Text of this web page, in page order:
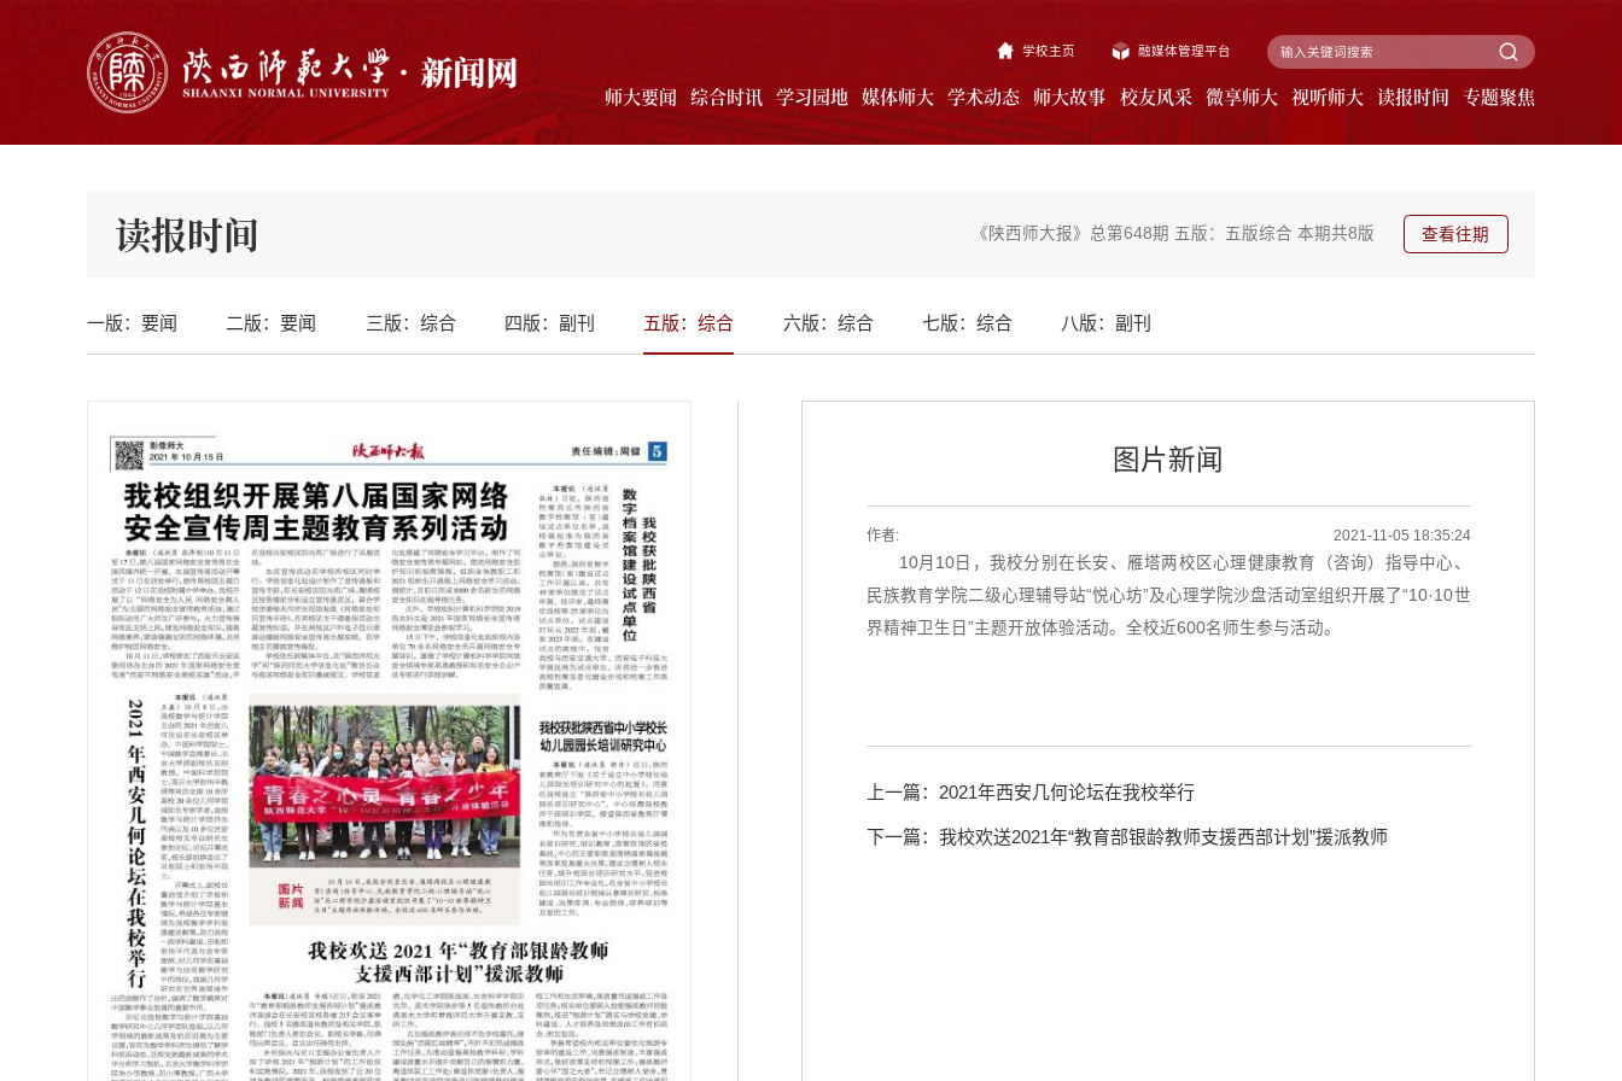
学校主页 融媒体管理平台
师大要闻 综合时讯 学习园地 媒体师大 学术动态 师大故事 校友风采 微享师大 视听师大 读报时间 专题聚焦
读报时间 《陕西师大报》总第648期 五版：五版综合 本期共8版 查看往期
一版：要闻 二版：要闻 三版：综合 四版：副刊 五版：综合 六版：综合 七版：综合 八版：副刊
图片新闻
作者: 2021-11-05 18:35:24
10月10日，我校分别在长安、雁塔两校区心理健康教育（咨询）指导中心、
民族教育学院二级心理辅导站“悦心坊”及心理学院沙盘活动室组织开展了“10·10世
界精神卫生日”主题开放体验活动。全校近600名师生参与活动。
上一篇：2021年西安几何论坛在我校举行
下一篇：我校欢送2021年“教育部银龄教师支援西部计划”援派教师